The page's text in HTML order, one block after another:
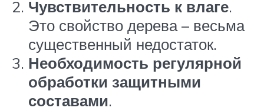
Чувствительность к влаге.
Это свойство дерева – весьма
существенный недостаток.
Необходимость регулярной
обработки защитными
составами.